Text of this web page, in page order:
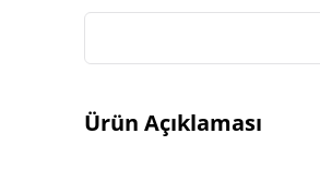
Ürün Açıklaması